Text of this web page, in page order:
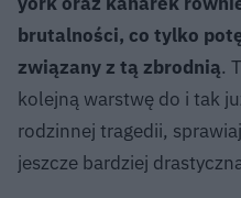
brutalności, co tylko
związany z tą zbrodnią.
kolejną warstwę do i tak
rodzinnej tragedii,
jeszcze bardziej